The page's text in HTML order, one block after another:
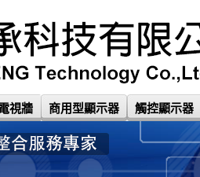
視牆 商用型顯示器 觸控顯示器